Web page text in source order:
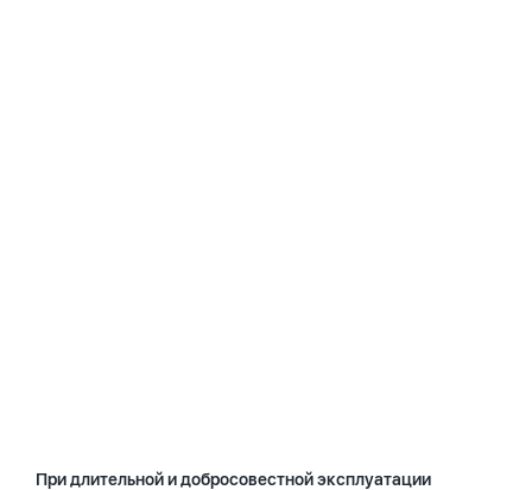
При длительной и добросовестной эксплуатации